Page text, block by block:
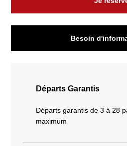
Besoin
Départs Garantis
Départs garantis de 3 à 28
maximum